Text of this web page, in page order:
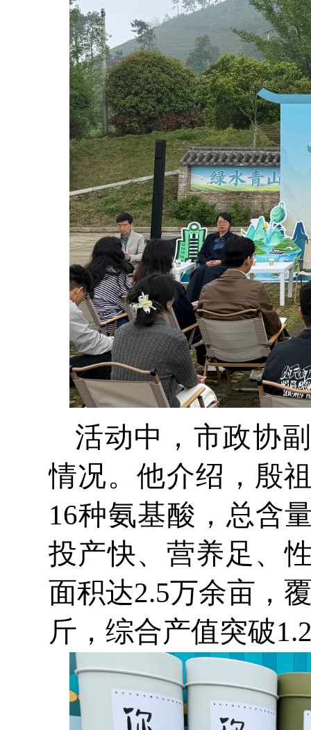
活动中，市政协
情况。他介绍，殷
16种氨基酸，总含
投产快、营养足、
面积达2.5万余亩，
斤，综合产值突破